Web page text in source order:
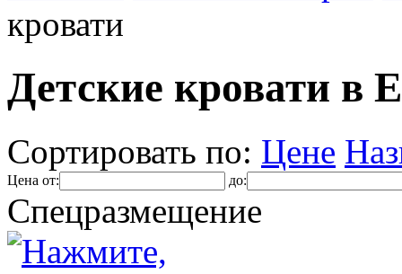
кровати
Детские кровати в
Сортировать по: Цене
Цена от: до:
Спецразмещение